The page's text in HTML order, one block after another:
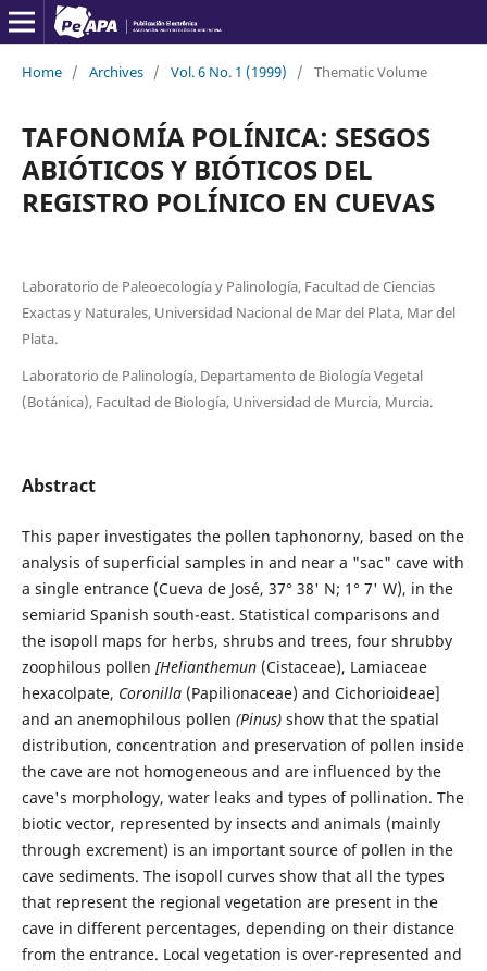
Home / Archives / Vol. 6 No. 1 (1999) / Thematic Volume
TAFONOMÍA POLÍNICA: SESGOS
ABIÓTICOS Y BIÓTICOS DEL
REGISTRO POLÍNICO EN CUEVAS
Laboratorio de Paleoecología y Palinología, Facultad de Ciencias
Exactas y Naturales, Universidad Nacional de Mar del Plata, Mar del
Plata.
Laboratorio de Palinología, Departamento de Biología Vegetal
(Botánica), Facultad de Biología, Universidad de Murcia, Murcia.
Abstract
This paper investigates the pollen taphonorny, based on the
analysis of superficial samples in and near a "sac" cave with
a single entrance (Cueva de José, 37° 38' N; 1° 7' W), in the
semiarid Spanish south-east. Statistical comparisons and
the isopoll maps for herbs, shrubs and trees, four shrubby
zoophilous pollen [Helianthemun(Cistaceae), Lamiaceae
hexacolpate, Coronilla(Papilionaceae) and Cichorioideae]
and an anemophilous pollen (Pinus)show that the spatial
distribution, concentration and preservation of pollen inside
the cave are not homogeneous and are influenced by the
cave's morphology, water leaks and types of pollination. The
biotic vector, represented by insects and animals (mainly
through excrement) is an important source of pollen in the
cave sediments. The isopoll curves show that all the types
that represent the regional vegetation are present in the
cave in different percentages, depending on their distance
from the entrance. Local vegetation is over-represented and